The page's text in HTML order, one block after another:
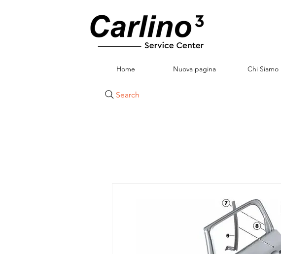
Home Nuova pagina Chi Siamo
Search